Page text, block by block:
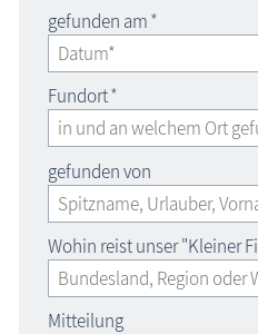
gefunden am*
Fundort*
gefunden von
Wohin reist unser "Kleiner
Mitteilung